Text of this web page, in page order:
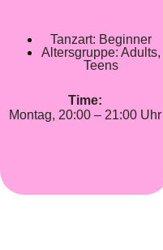
Tanzart: Beginner
Altersgruppe: Adults,
Teens
Time:
Montag, 20:00 – 21:00 Uhr